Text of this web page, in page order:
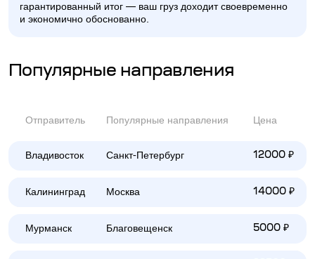
гарантированный итог — ваш груз доходит своевременно
и экономично обоснованно.
Популярные направления
Отправитель Популярные направления Цена
Владивосток Санкт-Петербург 12000 ₽
Калининград Москва 14000 ₽
Мурманск Благовещенск 5000 ₽